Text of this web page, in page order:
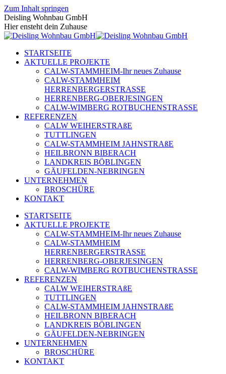
Zum Inhalt springen
Deisling Wohnbau GmbH
Hier ensteht dein Zuhause
STARTSEITE
AKTUELLE PROJEKTE
CALW-STAMMHEIM-Ihr neues Zuhause
CALW-STAMMHEIM
HERRENBERGERSTRASSE
HERRENBERG-OBERJESINGEN
CALW-WIMBERG ROTBUCHENSTRASSE
REFERENZEN
CALW WEIHERSTRAßE
TUTTLINGEN
CALW-STAMMHEIM JAHNSTRAßE
HEILBRONN BIBERACH
LANDKREIS BÖBLINGEN
GÄUFELDEN-NEBRINGEN
UNTERNEHMEN
BROSCHÜRE
KONTAKT
STARTSEITE
AKTUELLE PROJEKTE
CALW-STAMMHEIM-Ihr neues Zuhause
CALW-STAMMHEIM
HERRENBERGERSTRASSE
HERRENBERG-OBERJESINGEN
CALW-WIMBERG ROTBUCHENSTRASSE
REFERENZEN
CALW WEIHERSTRAßE
TUTTLINGEN
CALW-STAMMHEIM JAHNSTRAßE
HEILBRONN BIBERACH
LANDKREIS BÖBLINGEN
GÄUFELDEN-NEBRINGEN
UNTERNEHMEN
BROSCHÜRE
KONTAKT